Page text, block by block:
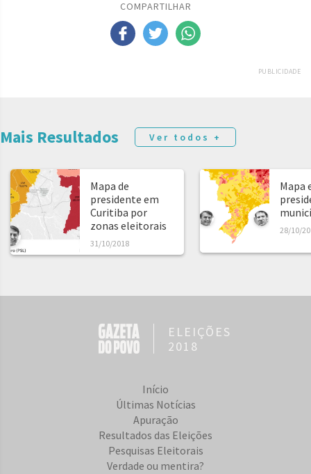
COMPARTILHAR
PUBLICIDADE
Mais Resultados Ver todos +
Mapa de
presidente em
Curitiba por
zonas eleitorais
31/10/2018
Mapa
28/10/
ELEIÇÕES
2018
Início
Últimas Notícias
Apuração
Resultados das Eleições
Pesquisas Eleitorais
Verdade ou mentira?